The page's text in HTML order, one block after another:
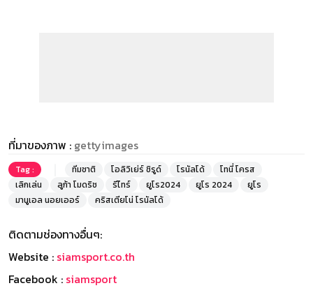
ที่มาของภาพ : gettyimages
Tag : ทีมชาติ โอลิวิเย่ร์ ชิรูด์ โรนัลโด้
โทนี่ โครส
เลิกเล่น
ลูก้า โมดริช รีไทร์ ยูโร2024 ยูโร 2024
ยูโร
มานูเอล นอยเออร์
คริสเตียโน่ โรนัลโด้
ติดตามช่องทางอื่นๆ:
Website : siamsport.co.th
Facebook : siamsport